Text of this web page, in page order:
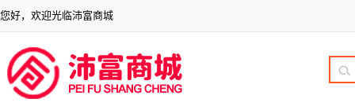
您好，欢迎光临沛富商城